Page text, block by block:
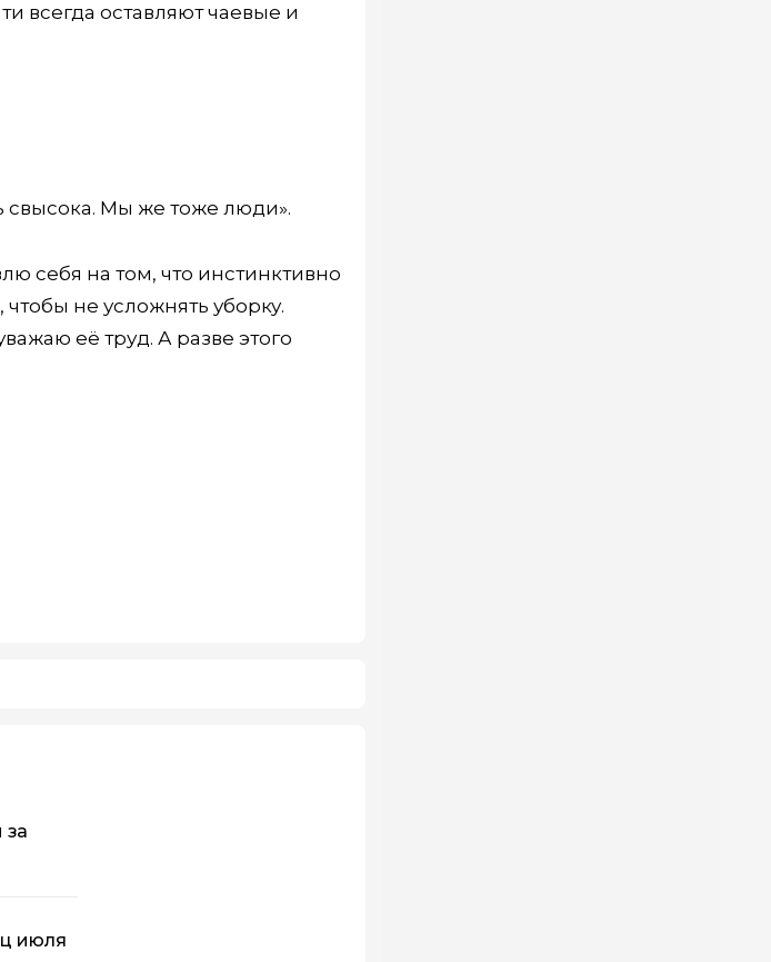
всегда оставляют чаевые и
свысока. Мы же тоже люди».
себя на том, что инстинктивно
не усложнять уборку.
её труд. А разве этого
за
июля